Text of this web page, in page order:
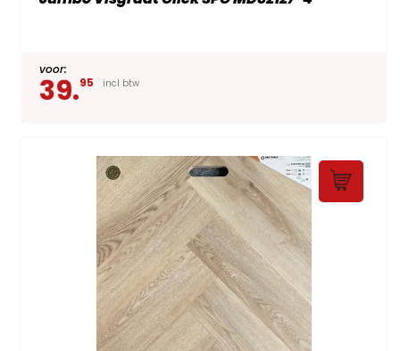
voor:
39.95 incl btw